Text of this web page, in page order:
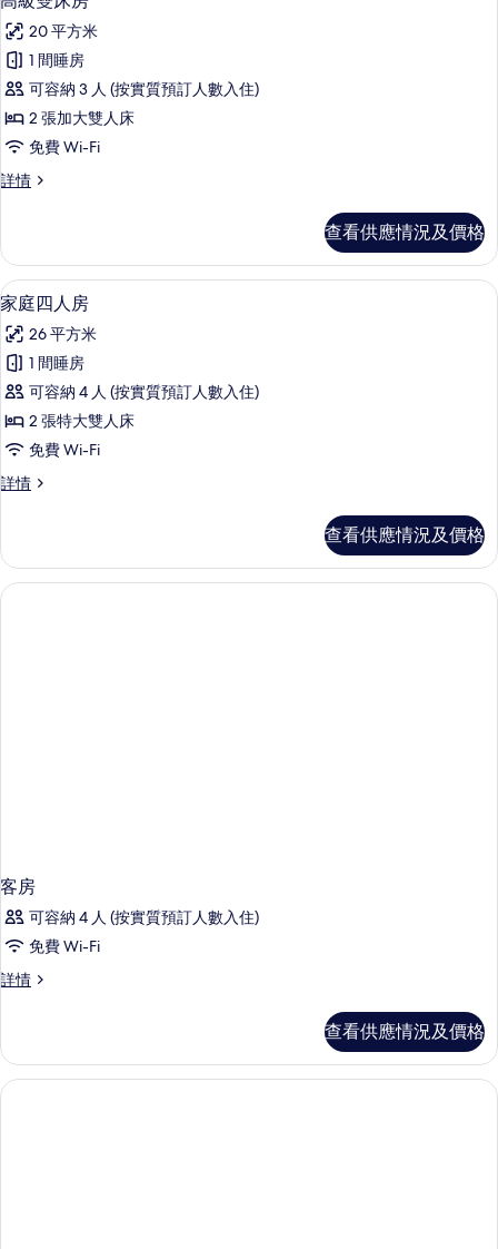
入
所
有
高
級
床
的
相
片
20 平方米
1 間睡房
可容納 3 人 (按實質預訂人數入住)
2 張加大雙人床
免費 Wi-Fi
詳情
高
房
詳
情
查看供應情況及價格
載
入
所
有
家
庭
人
的
相
書桌、手提電腦工作空間、遮光窗簾/
5
家庭四人房
26 平方米
1 間睡房
可容納 4 人 (按實質預訂人數入住)
2 張特大雙人床
免費 Wi-Fi
詳情
家
房
詳
情
查看供應情況及價格
客房
可容納 4 人 (按實質預訂人數入住)
免費 Wi-Fi
詳情
客
查看供應情況及價格